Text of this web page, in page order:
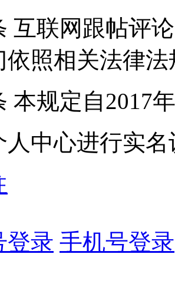
互联网跟帖评
依照相关法律
本规定自2017
人中心进行实名
登录 手机号登录